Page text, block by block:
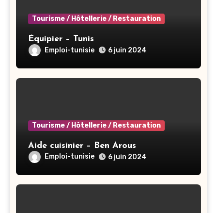
Tourisme / Hôtellerie / Restauration
Équipier – Tunis
Emploi-tunisie 6 juin 2024
Tourisme / Hôtellerie / Restauration
Aide cuisinier – Ben Arous
Emploi-tunisie 6 juin 2024